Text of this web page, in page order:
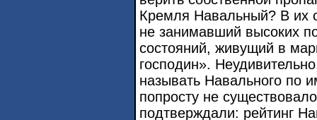
Кремля Навальный? В их
не занимавший высоких
состояний, живущий в
господин».
называть Навального по
попросту не
подтверждали: рейтинг